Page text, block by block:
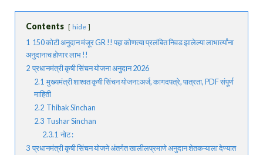
Contents hide
1 150 कोटी अनुदान मंजूर GR !! पहा कोणत्या प्रलंबित निवड झालेल्या लाभार्त्यांना
अनुदानाच होणार लाभ !!
2 प्रधानमंत्री कृषी सिंचन योजना अनुदान 2026
2.1 मुख्यमंत्री शाश्वत कृषी सिंचन योजना:अर्ज, कागदपत्रे, पात्रता, PDF संपूर्ण
माहिती
2.2 Thibak Sinchan
2.3 Tushar Sinchan
2.3.1 नोट :
3 प्रधानमंत्री कृषी सिंचन योजने अंतर्गत खालीलप्रमाणे अनुदान शेतकऱ्याला देण्यात